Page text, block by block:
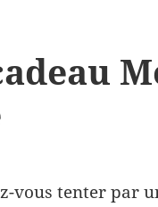
vous tenter par